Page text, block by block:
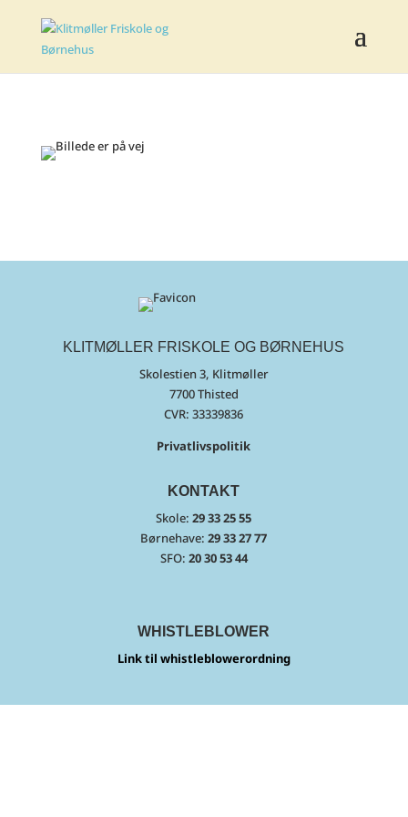
KLITMØLLER FRISKOLE OG BØRNEHUS
Skolestien 3, Klitmøller
7700 Thisted
CVR:33339836
Privatlivspolitik
KONTAKT
Skole:29 33 25 55
Børnehave:29 33 27 77
SFO: 20 30 53 44
WHISTLEBLOWER
Link til whistleblowerordning